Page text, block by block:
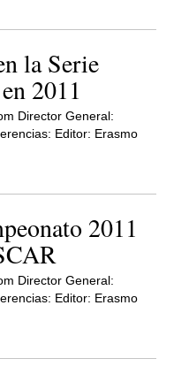
la Serie
2011
Director General:
Editor: Erasmo
2011
Director General:
Editor: Erasmo